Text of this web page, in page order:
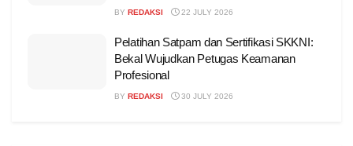
BY REDAKSI 22 JULY 2026
Pelatihan Satpam dan Sertifikasi SKKNI:
Bekal Wujudkan Petugas Keamanan
Profesional
BY REDAKSI 30 JULY 2026